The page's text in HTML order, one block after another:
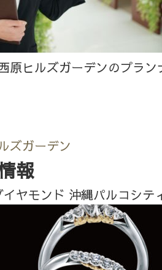
原ヒルズガーデンのプラ
ズガーデン
報
ヤモンド 沖縄パルコシテ